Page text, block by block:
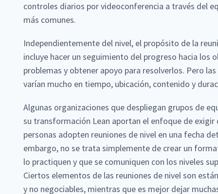
controles diarios por videoconferencia a través del
más comunes.
Independientemente del nivel, el propósito de la
incluye hacer un seguimiento del progreso hacia los
problemas y obtener apoyo para resolverlos. Pero
varían mucho en tiempo, ubicación, contenido y
Algunas organizaciones que despliegan grupos de
su transformación Lean aportan el enfoque de exigir
personas adopten reuniones de nivel en una fecha
embargo, no se trata simplemente de crear un
lo practiquen y que se comuniquen con los niveles
Ciertos elementos de las reuniones de nivel son
y no negociables, mientras que es mejor dejar